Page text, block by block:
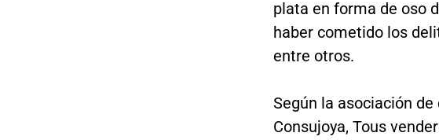
plata en forma de oso
haber cometido los
entre otros.
Según la asociación
Consujoya, Tous